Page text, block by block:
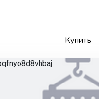
Купить